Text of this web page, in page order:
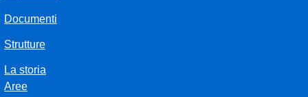
Documenti
Strutture
La storia
Aree